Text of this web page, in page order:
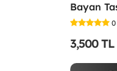
Bayan
0
3,500 TL